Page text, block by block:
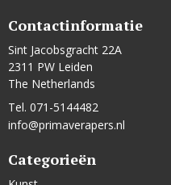
Contactinformatie
Sint Jacobsgracht 22A
2311 PW Leiden
The Netherlands
Tel. 071-5144482
info@primaverapers.nl
Categorieën